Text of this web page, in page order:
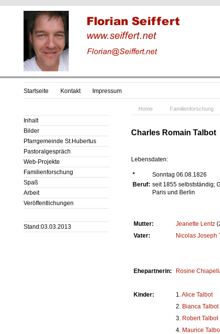
Startseite Kontakt Impressum
Inhalt
Bilder
Pfarrgemeinde St.Hubertus
Pastoralgespräch
Web-Projekte
Familienforschung
Spaß
Arbeit
Veröffentlichungen
Stand:03.03.2013
Home Familienforschung
Charles Romain Talbot
Lebensdaten:
*
Sonntag 06.08.1826
Beruf: seit 1855 selbstständig;
Paris und Berlin
Mutter: Jeanette Lentz
Vater:
Nicolas Joseph
Ehepartnerin: Rosine
Kinder: 1.Alice Talbot
2. Bianca Talbot
3. RobertTalbot
4. Maurice